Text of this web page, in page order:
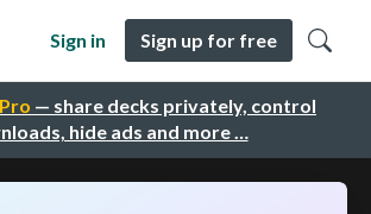
— share decks privately, control
hide ads and more …
Sign in Sign up for free